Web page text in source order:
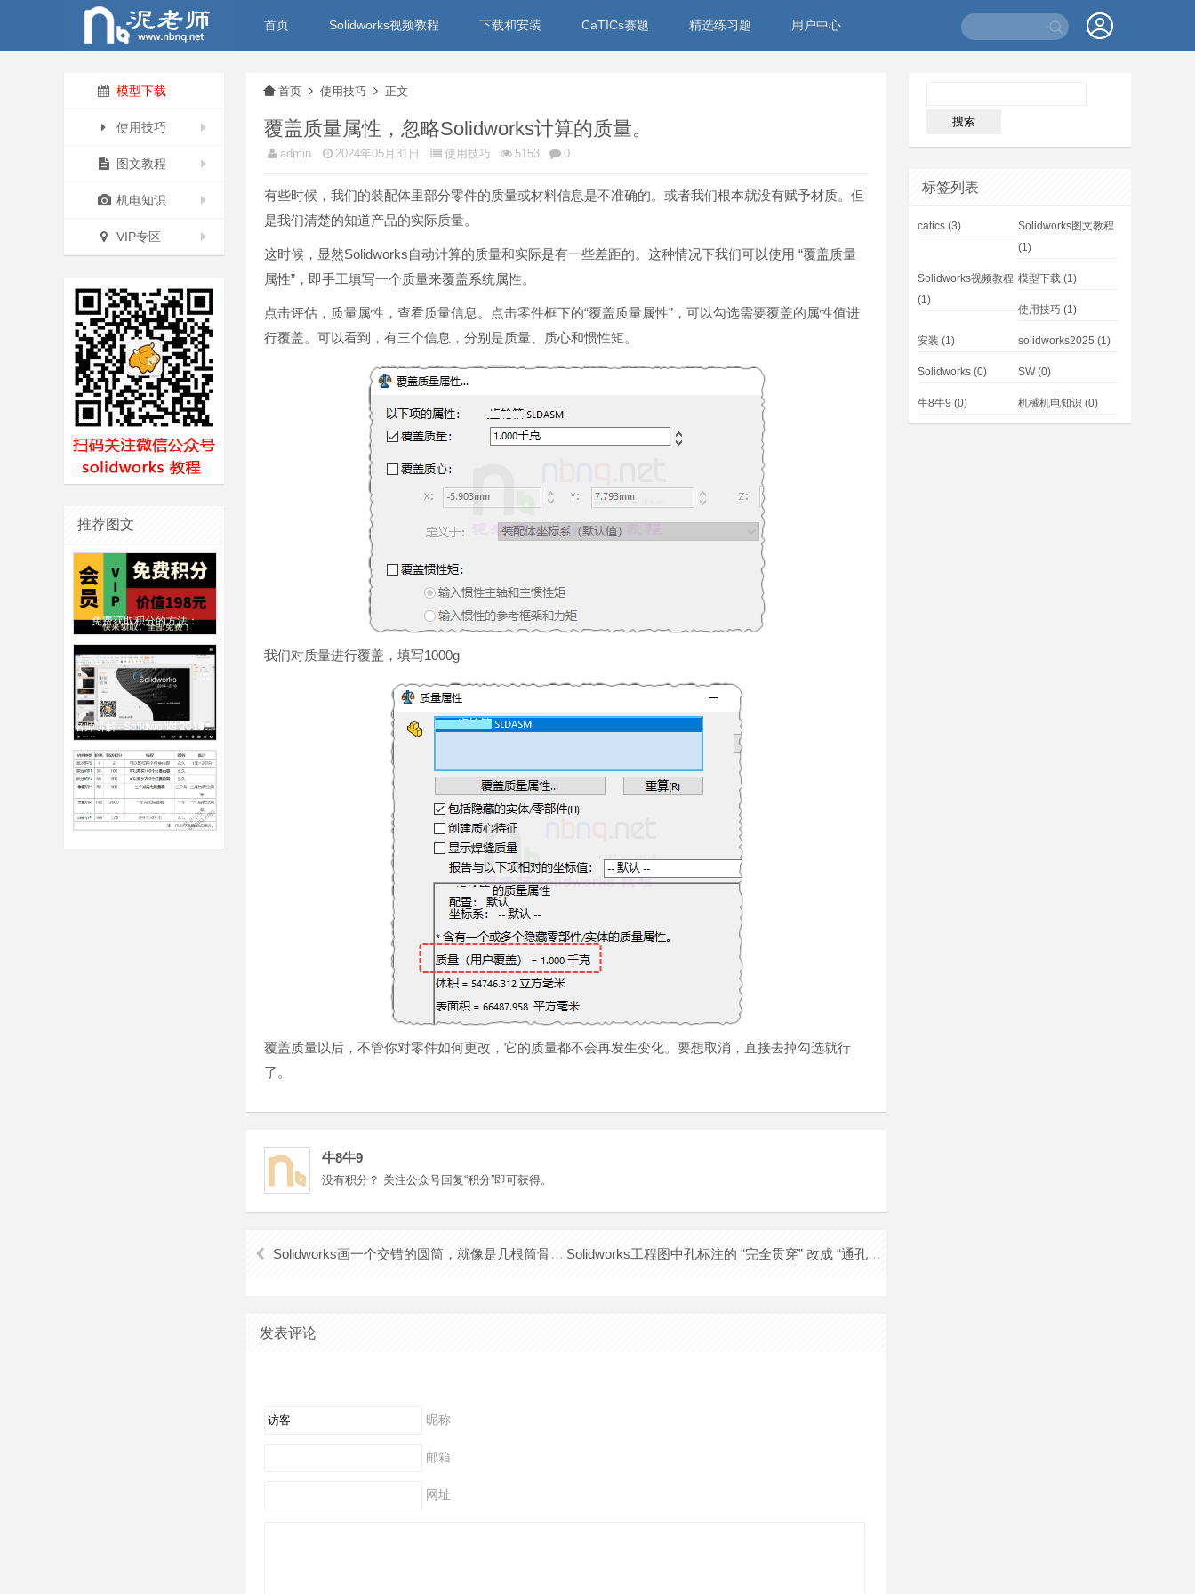
首页 Solidworks视频教程 下载和安装 CaTICs赛题 精选练习题 用户中心
模型下载
使用技巧
图文教程
机电知识
VIP专区
推荐图文
免费获取积分的方法：
名师讲解--Solidworks 2018 2020 从入门到精通视频教程
牛8牛9教程网 隐藏内容的查看方法
首页 使用技巧 正文
覆盖质量属性，忽略Solidworks计算的质量。
admin 2024年05月31日 使用技巧 5153 0
有些时候，我们的装配体里部分零件的质量或材料信息是不准确的。或者我们根本就没有赋予材质。但
是我们清楚的知道产品的实际质量。
这时候，显然Solidworks自动计算的质量和实际是有一些差距的。这种情况下我们可以使用 “覆盖质量
属性”，即手工填写一个质量来覆盖系统属性。
点击评估，质量属性，查看质量信息。点击零件框下的“覆盖质量属性”，可以勾选需要覆盖的属性值进
行覆盖。可以看到，有三个信息，分别是质量、质心和惯性矩。
我们对质量进行覆盖，填写1000g
覆盖质量以后，不管你对零件如何更改，它的质量都不会再发生变化。要想取消，直接去掉勾选就行
了。
牛8牛9
没有积分？ 关注公众号回复“积分”即可获得。
Solidworks画一个交错的圆筒，就像是几根筒骨搭的积木 Solidworks工程图中孔标注的 “完全贯穿” 改成 “通孔” 的设置方法
发表评论
昵称
邮箱
网址
标签列表
catics (3)
Solidworks图文教程
(1)
Solidworks视频教程
(1)
模型下载(1)
使用技巧(1)
安装 (1) solidworks2025 (1)
Solidworks (0) SW(0)
牛8牛9 (0) 机械机电知识 (0)